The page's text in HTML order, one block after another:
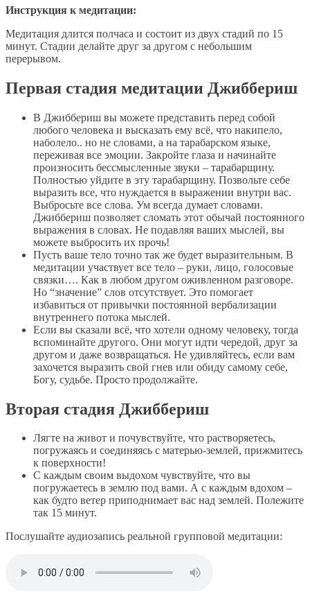
Инструкция к медитации:
Медитация длится полчаса и состоит из двух стадий по 15
минут. Стадии делайте друг за другом с небольшим
перерывом.
Первая стадия медитации Джиббериш
В Джиббериш вы можете представить перед собой
любого человека и высказать ему всё, что накипело,
наболело.. но не словами, а на тарабарском языке,
переживая все эмоции. Закройте глаза и начинайте
произносить бессмысленные звуки – тарабарщину.
Полностью уйдите в эту тарабарщину. Позвольте себе
выразить все, что нуждается в выражении внутри вас.
Выбросьте все слова. Ум всегда думает словами.
Джиббериш позволяет сломать этот обычай постоянного
выражения в словах. Не подавляя ваших мыслей, вы
можете выбросить их прочь!
Пусть ваше тело точно так же будет выразительным. В
медитации участвует все тело – руки, лицо, голосовые
связки…. Как в любом другом оживленном разговоре.
Но “значение” слов отсутствует. Это помогает
избавиться от привычки постоянной вербализации
внутреннего потока мыслей.
Если вы сказали всё, что хотели одному человеку, тогда
вспоминайте другого. Они могут идти чередой, друг за
другом и даже возвращаться. Не удивляйтесь, если вам
захочется выразить свой гнев или обиду самому себе,
Богу, судьбе. Просто продолжайте.
Вторая стадия Джиббериш
Лягте на живот и почувствуйте, что растворяетесь,
погружаясь и соединяясь с матерью-землей, прижмитесь
к поверхности!
С каждым своим выдохом чувствуйте, что вы
погружаетесь в землю под вами. А с каждым вдохом –
как будто ветер приподнимает вас над землей. Полежите
так 15 минут.
Послушайте аудиозапись реальной групповой медитации: